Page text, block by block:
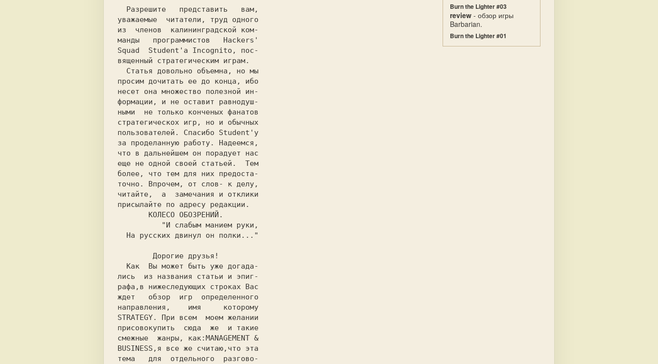
уважаемые  читатели, труд одного
из  членов  калининградской ком-
манды   программистов   Hackers'
Squad Student'а Incognito , пос-
вященный стратегическим играм.
просим дочитать ее до конца, ибо
несет она множество полезной ин-
формации, и не оставит равнодуш-
ными  не только конченых фанатов
стратегическох игр, но и обычных
пользователей. Спасибо
за проделанную работу. Надеемся,
что в дальнейшем он порадует нас
еще не одной своей статьей.  Тем
более, что тем для них предоста-
точно. Впрочем, от слов- к делу,
читайте,  а  замечания и отклики
присылайте по адресу редакции.
    КОЛЕСО ОБОЗРЕНИЙ.
    "И слабым манием руки,
лись  из названия статьи и эпиг-
рафа,в нижеследующих строках Вас
ждет   обзор  игр  определенного
STRATEGY. При всем  моем желании
присовокупить  сюда  же  и такие
смежные  жанры, как:MANAGEMENT &
BUSINESS, я все же считаю,что эта
тема   для  отдельного  разгово-
Burn the Lighter #03
review - обзор игры
Barbarian.
Burn the Lighter #01